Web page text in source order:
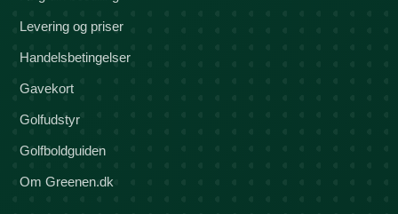
Levering og priser
Handelsbetingelser
Gavekort
Golfudstyr
Golfboldguiden
Om Greenen.dk